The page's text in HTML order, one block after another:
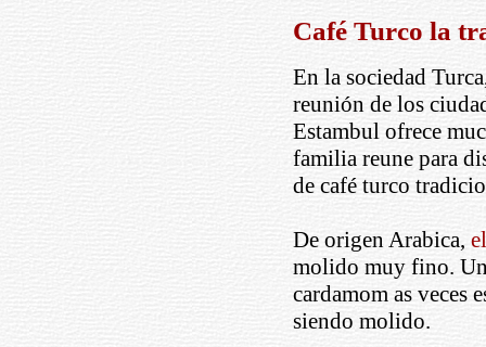
Café Turco la
En la sociedad
reunión de los
Estambul ofrece
familia reune para
de café turco
De origen Arabica,
molido muy fino.
cardamom as veces
siendo molido.